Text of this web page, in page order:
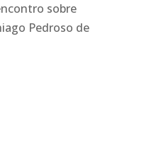
sobre
Pedroso de